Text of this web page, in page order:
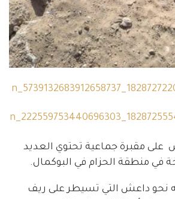
على مقبرة جماعية تحتوي العديد
في منطقة الحزام في البوكمال.
نحو داعش التي تسيطر على ريف